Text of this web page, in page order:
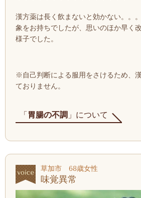
漢方薬は長く飲まないと効かない。。
象をお持ちでしたが、思いのほか早く
様子でした。
※自己判断による服用をさけるため、
ておりません。
「胃腸の不調 」について
草加市 68歳女性
味覚異常